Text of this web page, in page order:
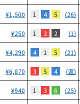
¥1,500 1 4 5 (26)
¥250 1 3 2 (1)
¥4,290 4 1 5 (21)
¥6,870 3 5 4 (返)
¥940 1 3 6 (25)